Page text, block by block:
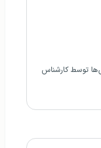
توسط کارشناس